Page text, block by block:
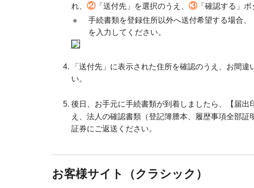
れ、 ②「送付先」を選択のうえ、 ③「確認する」ボ
※
手続書類を登録住所以外へ送付希望する場合
を入力してください。
「送付先」に表示された住所を確認のうえ、お間
い。
後日、お手元に手続書類が到着しましたら、【届出
え、法人の確認書類（登記簿謄本、履歴事項全部
証券にご返送ください。
お客様サイト（クラシック）